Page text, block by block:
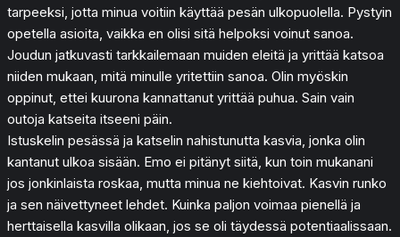
tarpeeksi, jotta minua voitiin käyttää pesän ulkopuolella. Pystyin
opetella asioita, vaikka en olisi sitä helpoksi voinut sanoa.
Joudun jatkuvasti tarkkailemaan muiden eleitä ja yrittää katsoa
niiden mukaan, mitä minulle yritettiin sanoa. Olin myöskin
oppinut, ettei kuurona kannattanut yrittää puhua. Sain vain
outoja katseita itseeni päin.
Istuskelin pesässä ja katselin nahistunutta kasvia, jonka olin
kantanut ulkoa sisään. Emo ei pitänyt siitä, kun toin mukanani
jos jonkinlaista roskaa, mutta minua ne kiehtoivat. Kasvin runko
ja sen näivettyneet lehdet. Kuinka paljon voimaa pienellä ja
herttaisella kasvilla olikaan, jos se oli täydessä potentiaalissaan.